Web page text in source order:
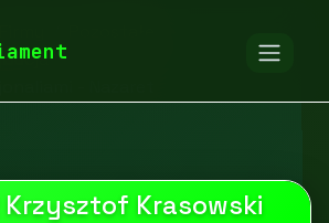
Krzysztof Krasowski